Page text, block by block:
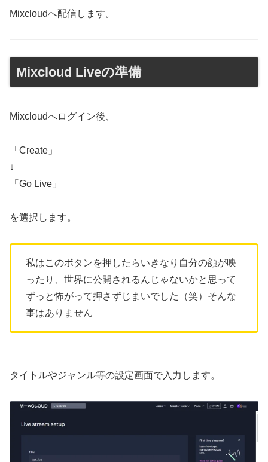
Mixcloudへ配信します。
Mixcloud Liveの準備
Mixcloudへログイン後、
「Create」
↓
「Go Live」
を選択します。
私はこのボタンを押したらいきなり自分の顔が映
ったり、世界に公開されるんじゃないかと思って
ずっと怖がって押さずじまいでした（笑）そんな
事はありません
タイトルやジャンル等の設定画面で入力します。